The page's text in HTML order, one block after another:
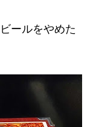
ールをやめた